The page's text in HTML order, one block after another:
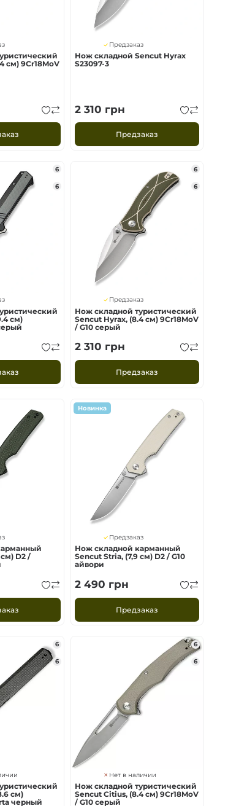
см) 9Cr18MoV
Предзаказ
Нож складной Sencut Hyrax
S23097-3
2 310 грн
Предзаказ
6
6
см)
6
6
Предзаказ
Нож складной туристический
Sencut Hyrax, (8.4 см) 9Cr18MoV
/ G10 серый
2 310 грн
Предзаказ
D2 /
Новинка
Предзаказ
Нож складной карманный
Sencut Stria, (7,9 см) D2 / G10
айвори
2 490 грн
Предзаказ
6
6
см)
черный
6
6
Нет в наличии
Нож складной туристический
Sencut Citius, (8.4 см) 9Cr18MoV
/ G10 серый